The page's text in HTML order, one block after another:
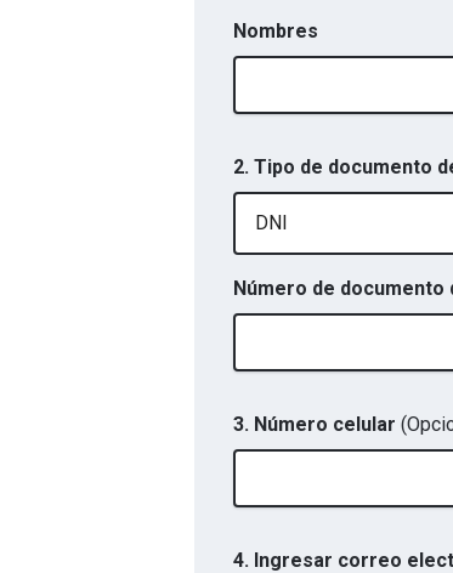
Nombres
2. Tipo de documento
DNI
Número de
3. Número celular
4. Ingresar correo